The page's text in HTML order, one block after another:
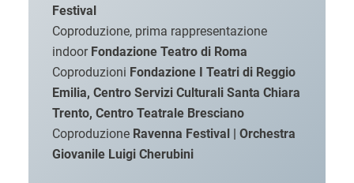
Festival
Coproduzione, prima rappresentazione
indoor Fondazione Teatro di Roma
Coproduzioni Fondazione I Teatri di Reggio
Emilia, Centro Servizi Culturali Santa Chiara
Trento, Centro Teatrale Bresciano
Coproduzione Ravenna Festival | Orchestra
Giovanile Luigi Cherubini